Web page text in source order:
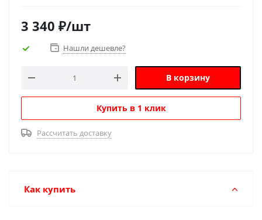
3 340 ₽/шт
Нашли дешевле?
В корзину
Купить в 1 клик
Рассчитать доставку
Как купить